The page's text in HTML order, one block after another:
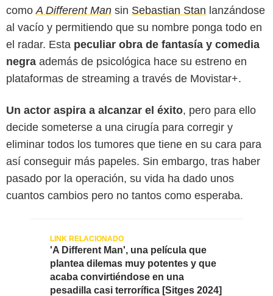
como A Different Man sin Sebastian Stan lanzándose
al vacío y permitiendo que su nombre ponga todo en
el radar. Esta peculiar obra de fantasía y comedia
negra además de psicológica hace su estreno en
plataformas de streaming a través de Movistar+.
Un actor aspira a alcanzar el éxito, pero para ello
decide someterse a una cirugía para corregir y
eliminar todos los tumores que tiene en su cara para
así conseguir más papeles. Sin embargo, tras haber
pasado por la operación, su vida ha dado unos
cuantos cambios pero no tantos como esperaba.
'A Different Man', una película que
plantea dilemas muy potentes y que
acaba convirtiéndose en una
pesadilla casi terrorífica [Sitges 2024]